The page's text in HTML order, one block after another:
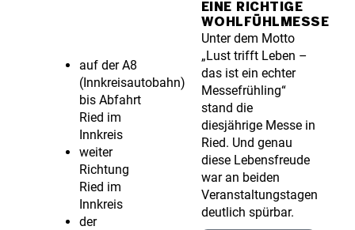
auf der A8
(Innkreisautobahn)
bis Abfahrt
Ried im
Innkreis
weiter
Richtung
Ried im
Innkreis
der
EINE RICHTIGE
WOHLFÜHLMESSE
Unter dem Motto
„Lust trifft Leben –
das ist ein echter
Messefrühling“
stand die
diesjährige Messe in
Ried. Und genau
diese Lebensfreude
war an beiden
Veranstaltungstagen
deutlich spürbar.